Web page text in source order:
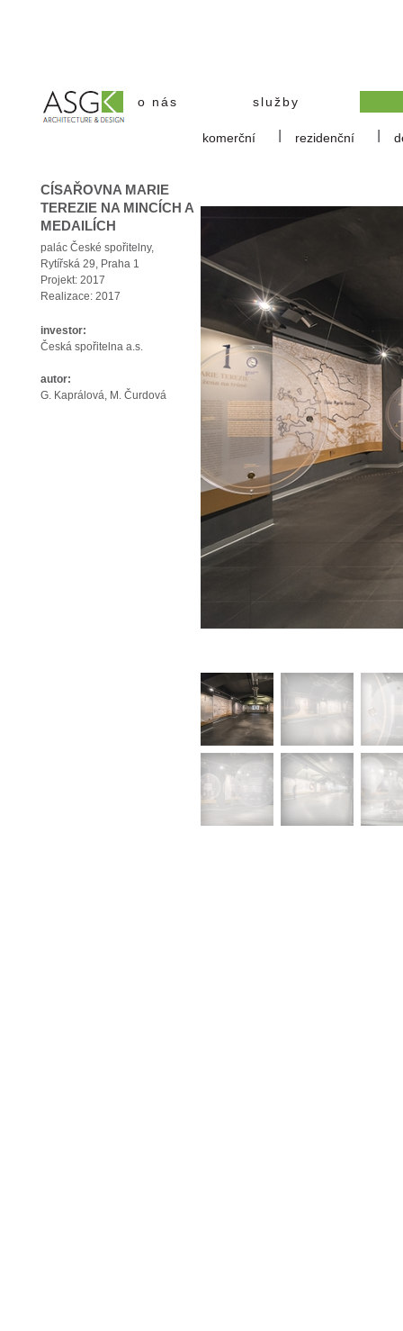
o nás služby
komerční rezidenční
CÍSAŘOVNA MARIE
TEREZIE NA MINCÍCH A
MEDAILÍCH
palác České spořitelny,
Rytířská 29, Praha 1
Projekt: 2017
Realizace: 2017
investor:
Česká spořitelna a.s.
autor:​​
G. Kaprálová, M. Čurdová